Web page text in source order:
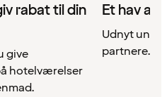
rabat til din
give
hotelværelser
Et hav af
Udnyt
partnere.